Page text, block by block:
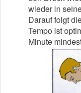
wieder in
Darauf folgt
Tempo ist
Minute